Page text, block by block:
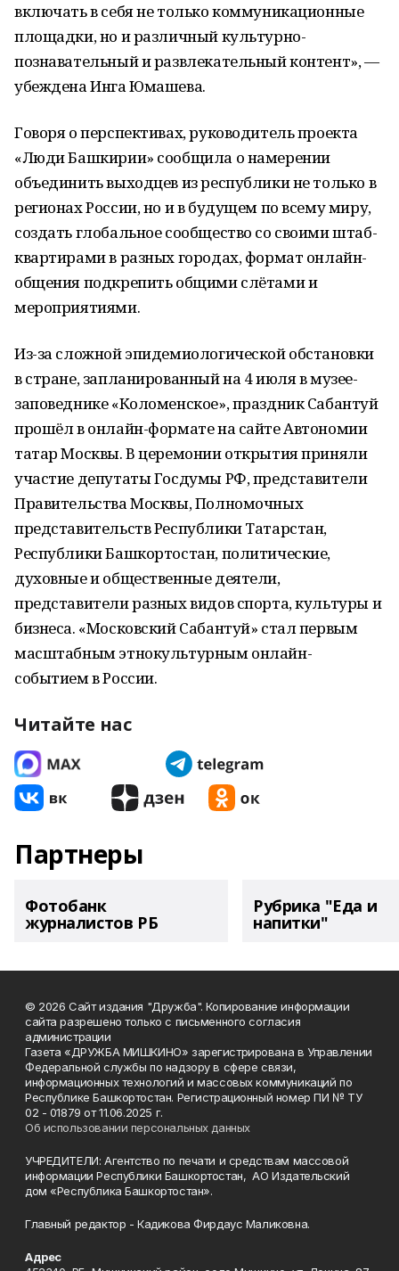
включать в себя не только коммуникационные
площадки, но и различный культурно-
познавательный и развлекательный контент», —
убеждена Инга Юмашева.
Говоря о перспективах, руководитель проекта
«Люди Башкирии» сообщила о намерении
объединить выходцев из республики не только в
регионах России, но и в будущем по всему миру,
создать глобальное сообщество со своими штаб-
квартирами в разных городах, формат онлайн-
общения подкрепить общими слётами и
мероприятиями.
Из-за сложной эпидемиологической обстановки
в стране, запланированный на 4 июля в музее-
заповеднике «Коломенское», праздник Сабантуй
прошёл в онлайн-формате на сайте Автономии
татар Москвы. В церемонии открытия приняли
участие депутаты Госдумы РФ, представители
Правительства Москвы, Полномочных
представительств Республики Татарстан,
Республики Башкортостан, политические,
духовные и общественные деятели,
представители разных видов спорта, культуры и
бизнеса. «Московский Сабантуй» стал первым
масштабным этнокультурным онлайн-
событием в России.
Читайте нас
Партнеры
Фотобанк
журналистов РБ
Рубрика "Еда и
напитки"
© 2026 Сайт издания "Дружба". Копирование информации
сайта разрешено только с письменного согласия
администрации
Газета «ДРУЖБА МИШКИНО» зарегистрирована в Управлении
Федеральной службы по надзору в сфере связи,
информационных технологий и массовых коммуникаций по
Республике Башкортостан. Регистрационный номер ПИ № ТУ
02 - 01879 от 11.06.2025 г.
Об использовании персональных данных
УЧРЕДИТЕЛИ: Агентство по печати и средствам массовой
информации Республики Башкортостан, АО Издательский
дом «Республика Башкортостан».
Главный редактор - Кадикова Фирдаус Маликовна.
Адрес